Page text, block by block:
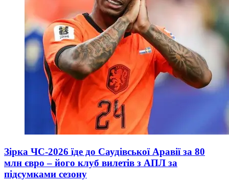
Зірка ЧС-2026 їде до Саудівської Аравії за 80
млн євро – його клуб вилетів з АПЛ за
підсумками сезону